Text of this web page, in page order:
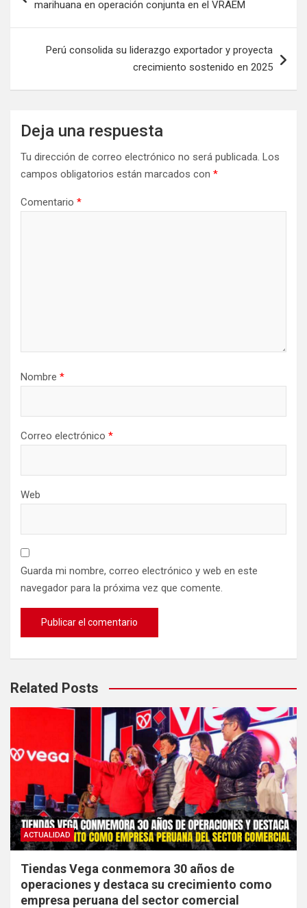
marihuana en operación conjunta en el VRAEM
Perú consolida su liderazgo exportador y proyecta
crecimiento sostenido en 2025
Deja una respuesta
Tu dirección de correo electrónico no será publicada. Los
campos obligatorios están marcados con *
Comentario *
Nombre *
Correo electrónico *
Web
Guarda mi nombre, correo electrónico y web en este
navegador para la próxima vez que comente.
Related Posts
ACTUALIDAD
Tiendas Vega conmemora 30 años de
operaciones y destaca su crecimiento como
empresa peruana del sector comercial